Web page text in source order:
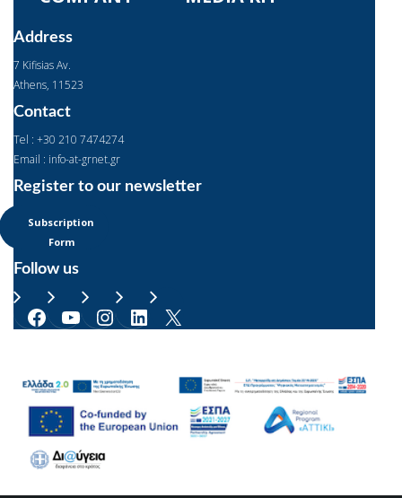
Address
7 Kifisias Av.
Αthens, 11523
Contact
Tel : +30 210 7474274
Email : info-at-grnet.gr
Register to our newsletter
Subscription
Form
Follow us
Facebook YouTube Instagram LinkedIn